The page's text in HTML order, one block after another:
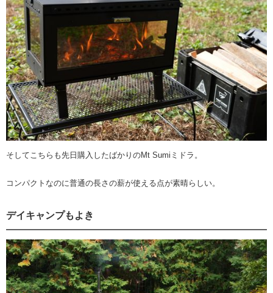
そしてこちらも先日購入したばかりのMt Sumiミドラ。
コンパクトなのに普通の長さの薪が使える点が素晴らしい。
デイキャンプもよき